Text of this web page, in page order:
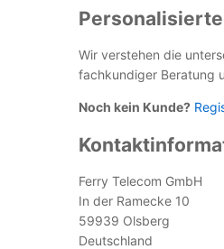
Wir verstehen die
fachkundiger Beratung
Noch kein Kunde?
Ferry Telecom GmbH
In der Ramecke 10
59939 Olsberg
Deutschland